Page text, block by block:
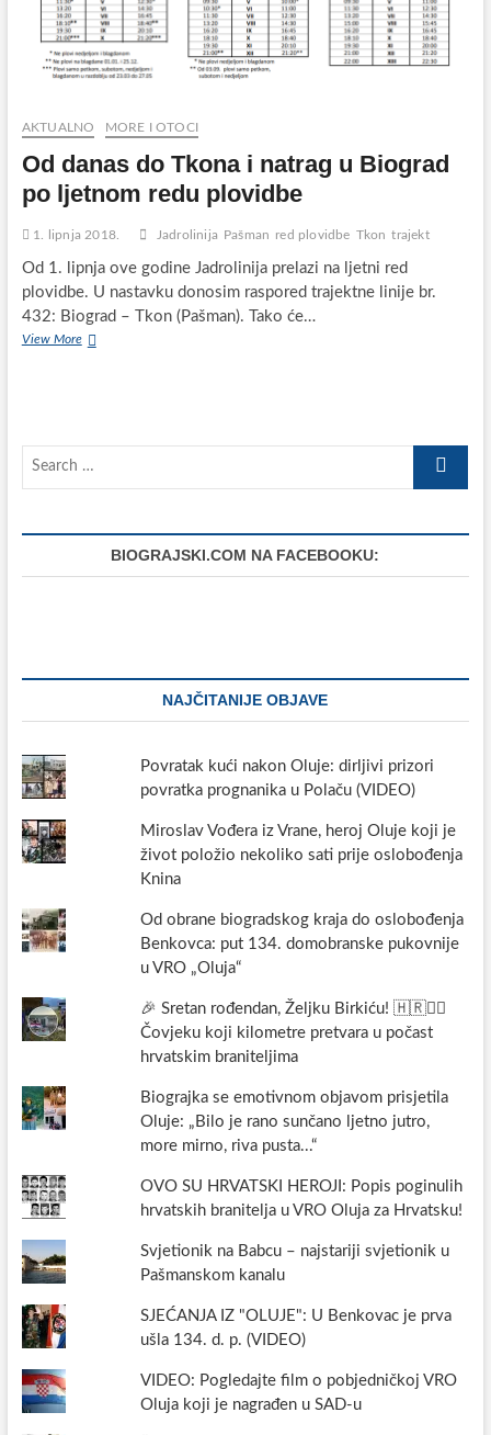
vjetru
ili
vrućini,
što
je
21.
stoljeću
jednostavno
i
svakog
standarda
AKTUALNO MORE I OTOCI
Od danas do Tkona i natrag u Biograd
po ljetnom redu plovidbe
1. lipnja 2018. Jadrolinija Pašman red plovidbe Tkon trajekt
Od 1. lipnja ove godine Jadrolinija prelazi na ljetni red
plovidbe. U nastavku donosim raspored trajektne linije br.
432: Biograd – Tkon (Pašman). Tako će…
View MoreOd
redu
plovidbe
Search
BIOGRAJSKI.COM NA FACEBOOKU:
NAJČITANIJE OBJAVE
Povratak kući nakon Oluje: dirljivi prizori
povratka prognanika u Polaču (VIDEO)
Miroslav Vođera iz Vrane, heroj Oluje koji je
život položio nekoliko sati prije oslobođenja
Knina
Od obrane biogradskog kraja do oslobođenja
Benkovca: put 134. domobranske pukovnije
u VRO „Oluja“
🎉 Sretan rođendan, Željku Birkiću! 🇭🇷🏃‍♂️
Čovjeku koji kilometre pretvara u počast
hrvatskim braniteljima
Biograjka se emotivnom objavom prisjetila
Oluje: „Bilo je rano sunčano ljetno jutro,
more mirno, riva pusta...“
OVO SU HRVATSKI HEROJI: Popis poginulih
hrvatskih branitelja u VRO Oluja za Hrvatsku!
Svjetionik na Babcu – najstariji svjetionik u
Pašmanskom kanalu
SJEĆANJA IZ "OLUJE": U Benkovac je prva
ušla 134. d. p. (VIDEO)
VIDEO: Pogledajte film o pobjedničkoj VRO
Oluja koji je nagrađen u SAD-u